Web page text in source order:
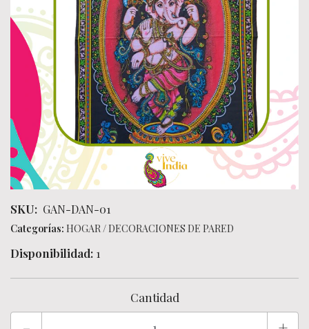
SKU: GAN-DAN-01
Categorías: HOGAR/DECORACIONES DE PARED
Disponibilidad: 1
Cantidad